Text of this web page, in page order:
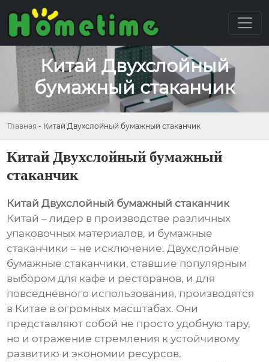
Китай Двухслойный
бумажный стаканчик
Главная - Китай Двухслойный бумажный стаканчик
Китай Двухслойный бумажный
стаканчик
Китай Двухслойный бумажный стаканчик
Китай – лидер в производстве различных
упаковочных материалов, и бумажные
стаканчики – не исключение. Двухслойные
бумажные стаканчики, ставшие популярным
выбором для кафе и ресторанов, и для
повседневного использования, производятся
в Китае в огромных масштабах. Они
представляют собой не просто удобную тару,
но и отражение стремления к устойчивому
развитию и экономии ресурсов.